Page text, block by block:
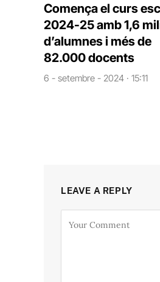
Comença el curs
2024-25 amb 1,6
d’alumnes i més de
82.000 docents
6 - setembre - 2024 · 15:11
LEAVE A REPLY